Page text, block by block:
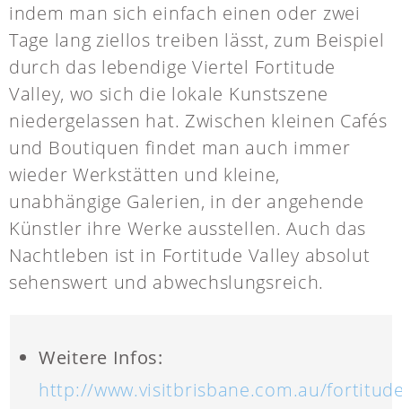
indem man sich einfach einen oder zwei
Tage lang ziellos treiben lässt, zum Beispiel
durch das lebendige Viertel Fortitude
Valley, wo sich die lokale Kunstszene
niedergelassen hat. Zwischen kleinen Cafés
und Boutiquen findet man auch immer
wieder Werkstätten und kleine,
unabhängige Galerien, in der angehende
Künstler ihre Werke ausstellen. Auch das
Nachtleben ist in Fortitude Valley absolut
sehenswert und abwechslungsreich.
Weitere Infos:
http://www.visitbrisbane.com.au/